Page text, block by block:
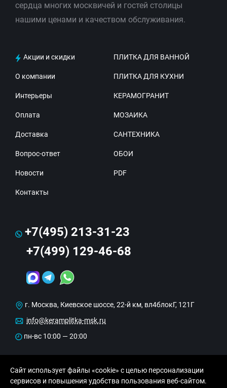
сердца многих москвичей и гостей столицы
нашими ценами и качеством обслуживания.
Акции и скидки
О компании
Интерьеры
Оплата
Доставка
Вопрос-ответ
Новости
Контакты
ПЛИТКА ДЛЯ ВАННОЙ
ПЛИТКА ДЛЯ КУХНИ
КЕРАМОГРАНИТ
МОЗАИКА
САНТЕХНИКА
ОБОИ
PDF
+7(495) 213-31-23
+7(499) 129-46-68
г. Москва, Киевское шоссе, 22-й км, вл4блокГ, 121Г
info@keramplitka-msk.ru
пн-вс 10:00 — 20:00
Сайт использует файлы «cookie» с целью персонализации
сервисов и повышения удобства пользования веб-сайтом.